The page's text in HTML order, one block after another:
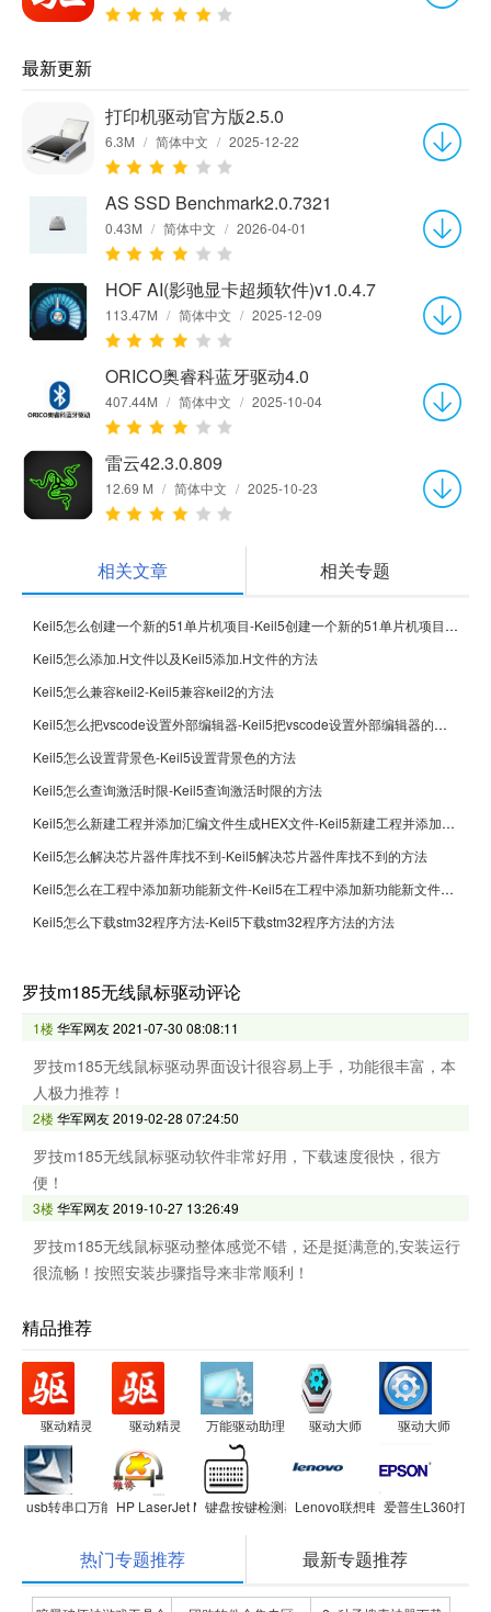
最新更新
打印机驱动官方版2.5.0
6.3M / 简体中文 / 2025-12-22
AS SSD Benchmark2.0.7321
0.43M / 简体中文 / 2026-04-01
HOF AI(影驰显卡超频软件)v1.0.4.7
113.47M / 简体中文 / 2025-12-09
ORICO奥睿科蓝牙驱动4.0
407.44M / 简体中文 / 2025-10-04
雷云42.3.0.809
12.69 M / 简体中文 / 2025-10-23
相关文章 相关专题
Keil5怎么创建一个新的51单片机项目-Keil5创建一个新的51单片机项目的方法
Keil5怎么添加.H文件以及Keil5添加.H文件的方法
Keil5怎么兼容keil2-Keil5兼容keil2的方法
Keil5怎么把vscode设置外部编辑器-Keil5把vscode设置外部编辑器的方法
Keil5怎么设置背景色-Keil5设置背景色的方法
Keil5怎么查询激活时限-Keil5查询激活时限的方法
Keil5怎么新建工程并添加汇编文件生成HEX文件-Keil5新建工程并添加汇编文件生成HEX文件的方法
Keil5怎么解决芯片器件库找不到-Keil5解决芯片器件库找不到的方法
Keil5怎么在工程中添加新功能新文件-Keil5在工程中添加新功能新文件的方法
Keil5怎么下载stm32程序方法-Keil5下载stm32程序方法的方法
罗技m185无线鼠标驱动评论
1楼华军网友2021-07-30 08:08:11
罗技m185无线鼠标驱动界面设计很容易上手，功能很丰富，本
人极力推荐！
2楼华军网友2019-02-28 07:24:50
罗技m185无线鼠标驱动软件非常好用，下载速度很快，很方
便！
3楼华军网友2019-10-27 13:26:49
罗技m185无线鼠标驱动整体感觉不错，还是挺满意的,安装运行
很流畅！按照安装步骤指导来非常顺利！
精品推荐
驱动精灵 驱动精灵 万能驱动助理 驱动大师 驱动大师
usb转串口万能驱动 USB 2.0 TO RS232
HP LaserJet M1005 MFP驱动程序
键盘按键检测器(键盘测试软件)
Lenovo联想电源管理驱动
爱普生L360打印
热门专题推荐 最新专题推荐